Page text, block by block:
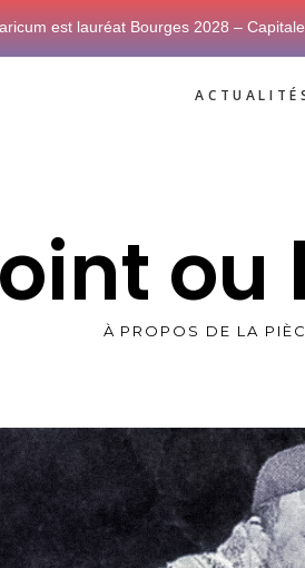
est lauréat Bourges 2028 –
ou
À PROPOS DE LA